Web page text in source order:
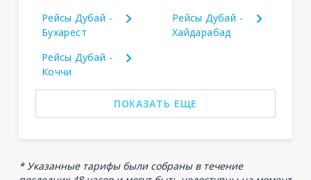
Рейсы Дубай -
Бухарест
Рейсы Дубай -
Хайдарабад
Рейсы Дубай -
Коччи
ПОКАЗАТЬ ЕЩЕ
* Указанные тарифы были собраны в течение